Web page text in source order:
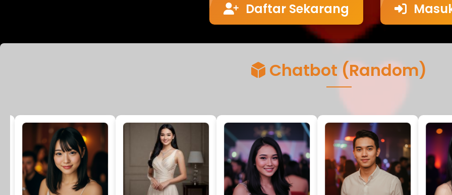
Daftar Sekarang
Chatbot (Random)